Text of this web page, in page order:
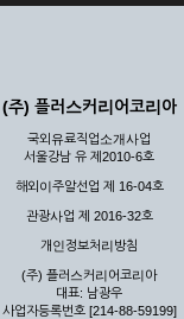
(주) 플러스커리어코리아
국외유료직업소개사업
서울강남 유 제2010-6호
해외이주알선업 제 16-04호
관광사업 제 2016-32호
개인정보처리방침
(주) 플러스커리어코리아
대표: 남광우
사업자등록번호 [214-88-59199]